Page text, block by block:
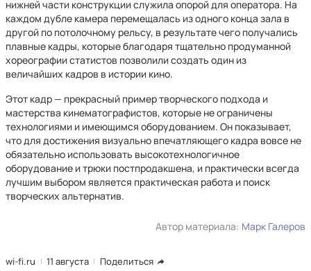
нижней части конструкции служила опорой для оператора. На
каждом дубле камера перемещалась из одного конца зала в
другой по потолочному рельсу, в результате чего получались
плавные кадры, которые благодаря тщательно продуманной
хореографии статистов позволили создать один из
величайших кадров в истории кино.
Этот кадр — прекрасный пример творческого подхода и
мастерства кинематографистов, которые не ограничены
технологиями и имеющимся оборудованием. Он показывает,
что для достижения визуально впечатляющего кадра вовсе не
обязательно использовать высокотехнологичное
оборудование и трюки постпродакшена, и практически всегда
лучшим выбором является практическая работа и поиск
творческих альтернатив.
Автор материала: Марк Галеров
wi-fi.ru 11 августа Поделиться